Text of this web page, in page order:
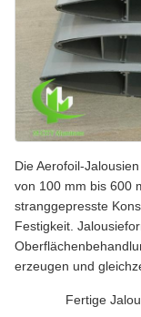
Die Aerofoil-
von 100 mm bis 600
stranggepresste
Festigkeit.
erzeugen und
Fertige